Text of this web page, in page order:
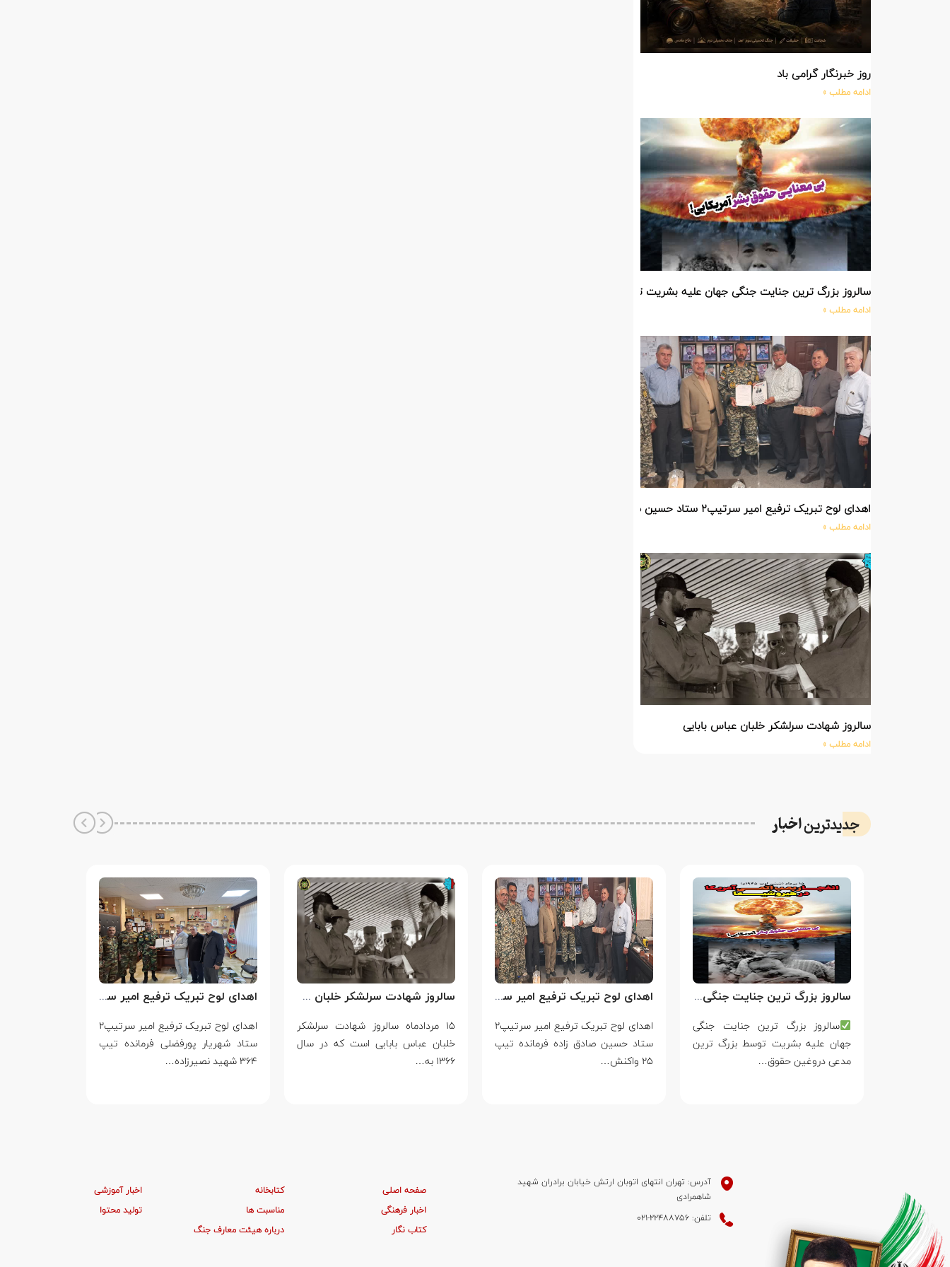
روز خبرنگار گرامی باد
ادامه مطلب »
سالروز بزرگ ترین جنایت جنگی جهان علیه بشریت توسط بزرگ ترین مدعی دروغین حقوق بشر
ادامه مطلب »
اهدای لوح تبریک ترفیع امیر سرتیپ۲ ستاد حسین صادق زاده فرمانده تیپ ۲۵ واکنش سریع شهید آبگون نزاجا مستقر در تبریز
ادامه مطلب »
سالروز شهادت سرلشکر خلبان عباس بابایی
ادامه مطلب »
جدیدتریناخبار
سالروز بزرگ ترین جنایت جنگی جهان علیه بشریت توسط بزرگ ترین مدعی دروغین حقوق بشر
سالروز بزرگ ترین جنایت جنگی
جهان علیه بشریت توسط بزرگ ترین
مدعی دروغین حقوق…
اهدای لوح تبریک ترفیع امیر سرتیپ۲ ستاد حسین صادق زاده فرمانده تیپ ۲۵ واکنش سریع شهید آبگون نزاجا مستقر در تبریز
اهدای لوح تبریک ترفیع امیر سرتیپ۲
ستاد حسین صادق زاده فرمانده تیپ
۲۵ واکنش…
سالروز شهادت سرلشکر خلبان عباس بابایی
۱۵ مردادماه سالروز شهادت سرلشکر
خلبان عباس بابایی است که در سال
۱۳۶۶ به…
اهدای لوح تبریک ترفیع امیر سرتیپ۲ ستاد شهریار پورفضلی فرمانده تیپ ۳۶۴ شهید نصیرزاده نزاجا مستقر در مهاباد
اهدای لوح تبریک ترفیع امیر سرتیپ۲
ستاد شهریار پورفضلی فرمانده تیپ
۳۶۴ شهید نصیرزاده…
آدرس: تهران انتهای اتوبان ارتش خیابان برادران شهید
شاهمرادی
تلفن: 22488756-021
صفحه اصلی کتابخانه
اخبار آموزشی
اخبار فرهنگی
مناسبت ها
تولید محتوا
کتاب نگار
درباره هیئت معارف جنگ